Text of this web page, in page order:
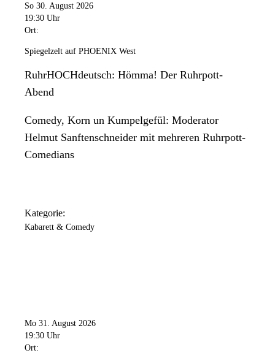
So 30. August 2026
19:30 Uhr
Ort:
Spiegelzelt auf PHOENIX West
RuhrHOCHdeutsch: Hömma! Der Ruhrpott-
Abend
Comedy, Korn un Kumpelgefül: Moderator
Helmut Sanftenschneider mit mehreren Ruhrpott-
Comedians
Kategorie:
Kabarett & Comedy
Mo 31. August 2026
19:30 Uhr
Ort: